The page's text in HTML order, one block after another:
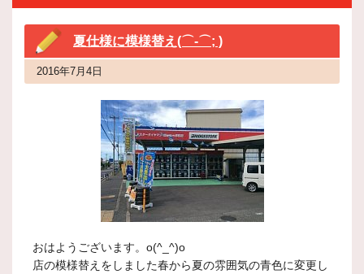
夏仕様に模様替え(⌒-⌒; )
2016年7月4日
おはようございます。o(^_^)o
店の模様替えをしました春から夏の雰囲気の青色に変更し